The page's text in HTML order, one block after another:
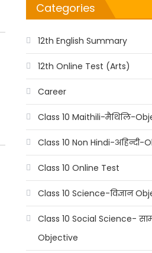
Categories
12th English Summary
12th Online Test (Arts)
Career
Class 10 Maithili-मैथिलि-
Class 10 Non Hindi-अहिन्दी-
Class 10 Online Test
Class 10 Science-विज्ञान
Class 10 Social Science-
Objective